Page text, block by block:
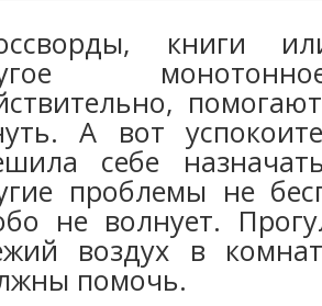
книги
А вот
себе
проблемы не
не волнует.
воздух в
помочь.